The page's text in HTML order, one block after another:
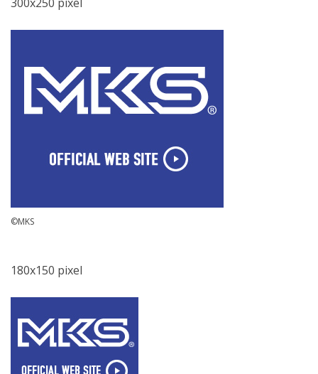
©MKS
180x150 pixel